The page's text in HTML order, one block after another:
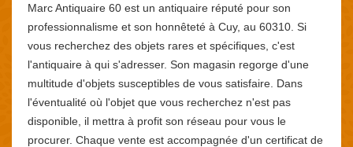
Marc Antiquaire 60 est un antiquaire réputé pour son
professionnalisme et son honnêteté à Cuy, au 60310. Si
vous recherchez des objets rares et spécifiques, c'est
l'antiquaire à qui s'adresser. Son magasin regorge d'une
multitude d'objets susceptibles de vous satisfaire. Dans
l'éventualité où l'objet que vous recherchez n'est pas
disponible, il mettra à profit son réseau pour vous le
procurer. Chaque vente est accompagnée d'un certificat de